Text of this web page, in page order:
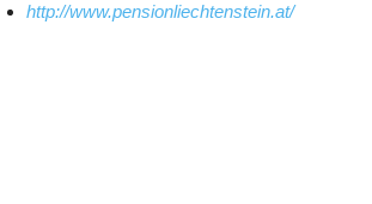
http://www.pensionliechtenstein.at/